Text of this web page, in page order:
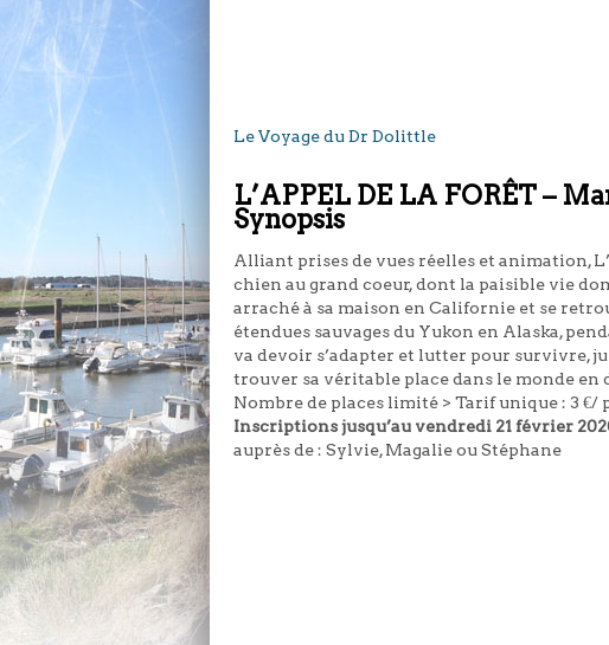
Le Voyage du Dr Dolittle
L’APPEL DE LA FORÊT –
Synopsis
Alliant prises de vues réelles et animation,
chien au grand coeur, dont la paisible vie
arraché à sa maison en Californie et se
étendues sauvages du Yukon en Alaska,
va devoir s’adapter et lutter pour survivre,
trouver sa véritable place dans le monde
Nombre de places limité > Tarif unique : 3 €/
Inscriptions jusqu’au vendredi 21 février
auprès de : Sylvie, Magalie ou Stéphane